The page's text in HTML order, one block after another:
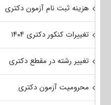
هزینه ثبت نام آزمون دکتری
تغییرات کنکور دکتری ۱۴۰۴
تغییر رشته در مقطع دکتری
محرومیت آزمون دکتری